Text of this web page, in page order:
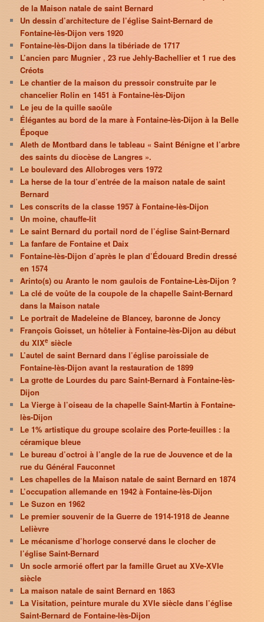
de la Maison natale de saint Bernard
Un dessin d’architecture de l’église Saint-Bernard de
Fontaine-lès-Dijon vers 1920
Fontaine-lès-Dijon dans la tibériade de 1717
L’ancien parc Mugnier , 23 rue Jehly-Bachellier et 1 rue des
Créots
Le chantier de la maison du pressoir construite par le
chancelier Rolin en 1451 à Fontaine-lès-Dijon
Le jeu de la quille saoûle
Élégantes au bord de la mare à Fontaine-lès-Dijon à la Belle
Époque
Aleth de Montbard dans le tableau « Saint Bénigne et l’arbre
des saints du diocèse de Langres ».
Le boulevard des Allobroges vers 1972
La herse de la tour d’entrée de la maison natale de saint
Bernard
Les conscrits de la classe 1957 à Fontaine-lès-Dijon
Un moine, chauffe-lit
Le saint Bernard du portail nord de l’église Saint-Bernard
La fanfare de Fontaine et Daix
Fontaine-lès-Dijon d’après le plan d’Édouard Bredin dressé
en 1574
Arinto(s) ou Aranto le nom gaulois de Fontaine-Lès-Dijon ?
La clé de voûte de la coupole de la chapelle Saint-Bernard
dans la Maison natale
Le portrait de Madeleine de Blancey, baronne de Joncy
François Goisset, un hôtelier à Fontaine-lès-Dijon au début
du XIXe siècle
L’autel de saint Bernard dans l’église paroissiale de
Fontaine-lès-Dijon avant la restauration de 1899
La grotte de Lourdes du parc Saint-Bernard à Fontaine-lès-
Dijon
La Vierge à l’oiseau de la chapelle Saint-Martin à Fontaine-
lès-Dijon
Le 1% artistique du groupe scolaire des Porte-feuilles : la
céramique bleue
Le bureau d’octroi à l’angle de la rue de Jouvence et de la
rue du Général Fauconnet
Les chapelles de la Maison natale de saint Bernard en 1874
L’occupation allemande en 1942 à Fontaine-lès-Dijon
Le Suzon en 1962
Le premier souvenir de la Guerre de 1914-1918 de Jeanne
Lelièvre
Le mécanisme d’horloge conservé dans le clocher de
l’église Saint-Bernard
Un socle armorié offert par la famille Gruet au XVe-XVIe
siècle
La maison natale de saint Bernard en 1863
La Visitation, peinture murale du XVIe siècle dans l’église
Saint-Bernard de Fontaine-lès-Dijon